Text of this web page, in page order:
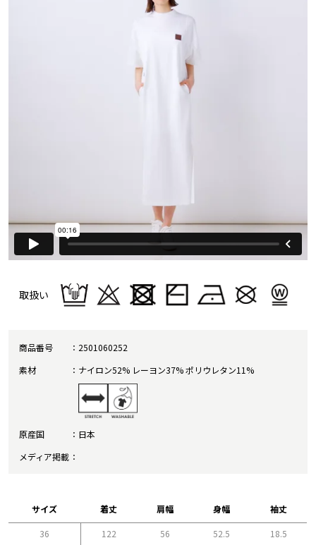
取扱い
商品番号
2501060252
素材
ナイロン52% レーヨン37% ポリウレタン11%
原産国
日本
メディア掲載
サイズ 着丈 肩幅 身幅 袖丈
36 122 56 52.5 18.5